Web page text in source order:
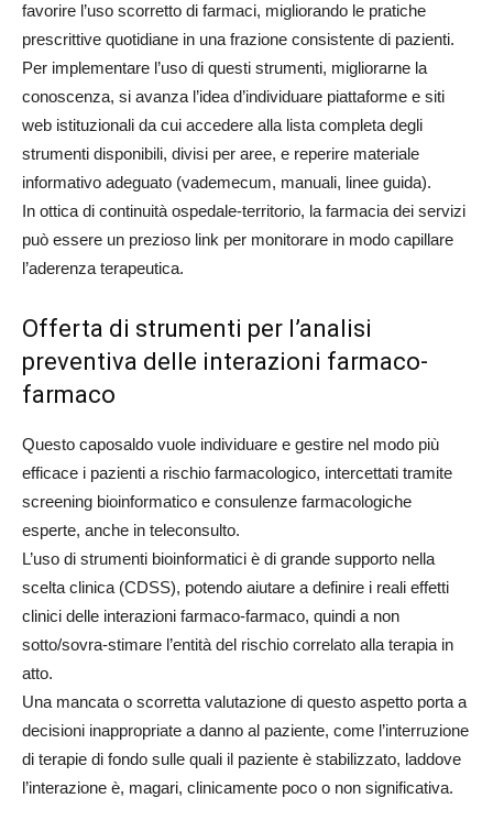
favorire l’uso scorretto di farmaci, migliorando le pratiche
prescrittive quotidiane in una frazione consistente di pazienti.
Per implementare l’uso di questi strumenti, migliorarne la
conoscenza, si avanza l’idea d’individuare piattaforme e siti
web istituzionali da cui accedere alla lista completa degli
strumenti disponibili, divisi per aree, e reperire materiale
informativo adeguato (vademecum, manuali, linee guida).
In ottica di continuità ospedale-territorio, la farmacia dei servizi
può essere un prezioso link per monitorare in modo capillare
l’aderenza terapeutica.
Offerta di strumenti per l’analisi
preventiva delle interazioni farmaco-
farmaco
Questo caposaldo vuole individuare e gestire nel modo più
efficace i pazienti a rischio farmacologico, intercettati tramite
screening bioinformatico e consulenze farmacologiche
esperte, anche in teleconsulto.
L’uso di strumenti bioinformatici è di grande supporto nella
scelta clinica (CDSS), potendo aiutare a definire i reali effetti
clinici delle interazioni farmaco-farmaco, quindi a non
sotto/sovra-stimare l’entità del rischio correlato alla terapia in
atto.
Una mancata o scorretta valutazione di questo aspetto porta a
decisioni inappropriate a danno al paziente, come l’interruzione
di terapie di fondo sulle quali il paziente è stabilizzato, laddove
l’interazione è, magari, clinicamente poco o non significativa.